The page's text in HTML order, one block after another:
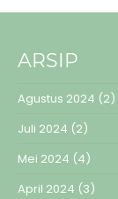
ARSIP
Agustus 2024 (2)
Juli 2024 (2)
Mei 2024 (4)
April 2024 (3)